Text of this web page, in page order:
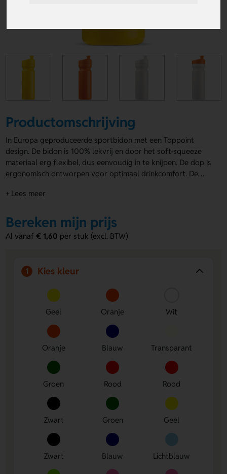
Productomschrijving
In Europa geproduceerde sportbidon met een Toppoint
design. De bidon is 100% lekvrij en door het soft-squeeze
materiaal erg flexibel, dus eenvoudig in te knijpen. De dop is
ergonomisch ontworpen voor optimaal drinkcomfort. De
fotokwaliteit en de kleur van dop en fles kunnen zelf
+ Lees meer
Bereken mijn prijs
Al vanaf€ 1,60 per stuk (excl. BTW)
1 Kies kleur
Geel Oranje Wit
Oranje Blauw Transparant
Groen Rood Rood
Zwart Groen Geel
Zwart Blauw Lichtblauw